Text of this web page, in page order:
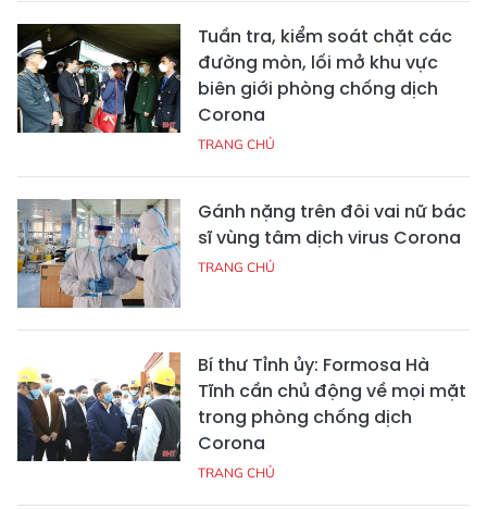
Tuần tra, kiểm soát chặt các
đường mòn, lối mở khu vực
biên giới phòng chống dịch
Corona
TRANG CHỦ
Gánh nặng trên đôi vai nữ bác
sĩ vùng tâm dịch virus Corona
TRANG CHỦ
Bí thư Tỉnh ủy: Formosa Hà
Tĩnh cần chủ động về mọi mặt
trong phòng chống dịch
Corona
TRANG CHỦ